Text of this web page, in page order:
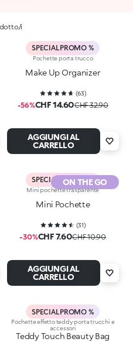
i
SPECIAL PROMO %
Pochette porta trucco
Make Up Organizer
(63)
-56%CHF 14.60CHF 32.90
AGGIUNGI AL
CARRELLO
ON THE GO
SPECIAL PROMO %
Mini pochette trasparente
Mini Pochette
(31)
-30%CHF 7.60CHF 10.90
AGGIUNGI AL
CARRELLO
SPECIAL PROMO %
Pochette effetto teddy porta trucchi e
accessori
Teddy Touch Beauty Bag